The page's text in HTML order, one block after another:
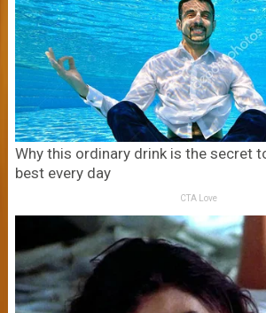
Why this ordinary drink is the secret
best every day
CTA Love